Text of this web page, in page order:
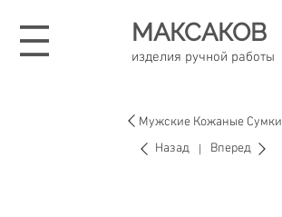
МАКСАКОВ
изделия ручной работы
Мужские Кожаные Сумки
Назад
Вперед